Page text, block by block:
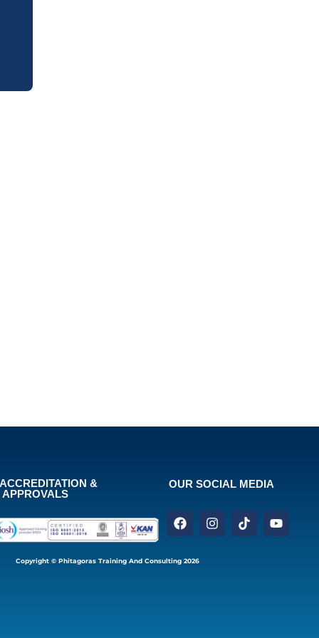
&
APPROVALS
OUR SOCIAL MEDIA
Copyright © Phitagoras Training And Consulting 2026